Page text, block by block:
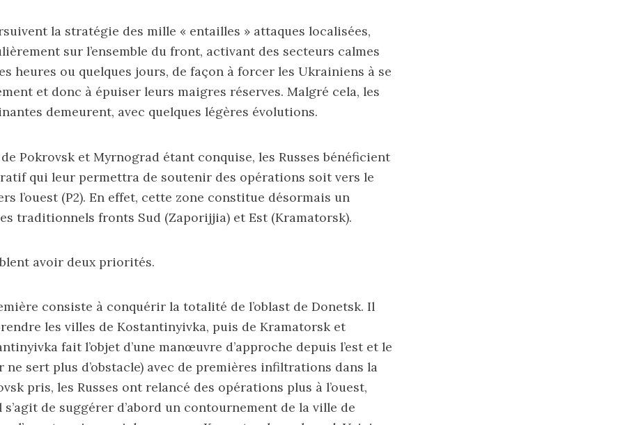
la stratégie des mille « entailles » attaques localisées,
sur l’ensemble du front, activant des secteurs calmes
heures ou quelques jours, de façon à forcer les Ukrainiens à se
et donc à épuiser leurs maigres réserves. Malgré cela, les
demeurent, avec quelques légères évolutions.
Pokrovsk et Myrnograd étant conquise, les Russes bénéficient
qui leur permettra de soutenir des opérations soit vers le
l’ouest (P2). En effet, cette zone constitue désormais un
traditionnels fronts Sud (Zaporijjia) et Est (Kramatorsk).
avoir deux priorités.
consiste à conquérir la totalité de l’oblast de Donetsk. Il
les villes de Kostantinyivka, puis de Kramatorsk et
fait l’objet d’une manœuvre d’approche depuis l’est et le
ne sert plus d’obstacle) avec de premières infiltrations dans la
pris, les Russes ont relancé des opérations plus à l’ouest,
s’agit de suggérer d’abord un contournement de la ville de